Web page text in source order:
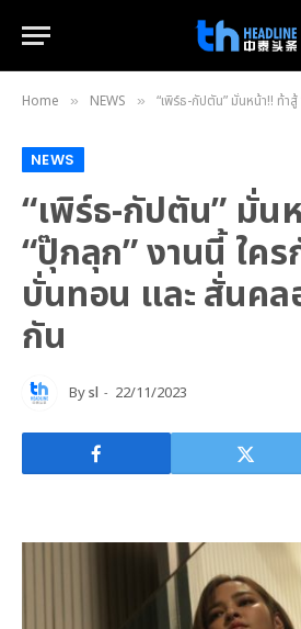
Home » NEWS » “เพิร์ธ-กัปตัน” มั่นหน้า!! ท้าสู้ “ปุ๊กลุก” ง
NEWS
“เพิร์ธ-กัปตัน” มั่น
“ปุ๊กลุก” งานนี้ ใค
บั่นทอน และ สั่นคล
กัน
Bysl 22/11/2023